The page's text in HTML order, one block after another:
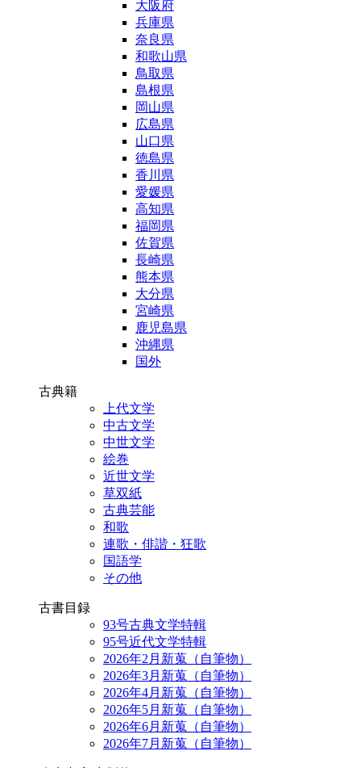
大阪府
兵庫県
奈良県
和歌山県
鳥取県
島根県
岡山県
広島県
山口県
徳島県
香川県
愛媛県
高知県
福岡県
佐賀県
長崎県
熊本県
大分県
宮崎県
鹿児島県
沖縄県
国外
古典籍
上代文学
中古文学
中世文学
絵巻
近世文学
草双紙
古典芸能
和歌
連歌・俳諧・狂歌
国語学
その他
古書目録
93号古典文学特輯
95号近代文学特輯
2026年2月新蒐（自筆物）
2026年3月新蒐（自筆物）
2026年4月新蒐（自筆物）
2026年5月新蒐（自筆物）
2026年6月新蒐（自筆物）
2026年7月新蒐（自筆物）